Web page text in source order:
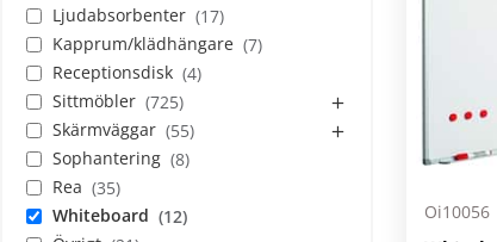
Ljudabsorbenter
17
Kapprum/klädhängare
7
Receptionsdisk
4
Sittmöbler
725
Skärmväggar
55
Sophantering
8
Rea
35
Whiteboard
12
Oi10056